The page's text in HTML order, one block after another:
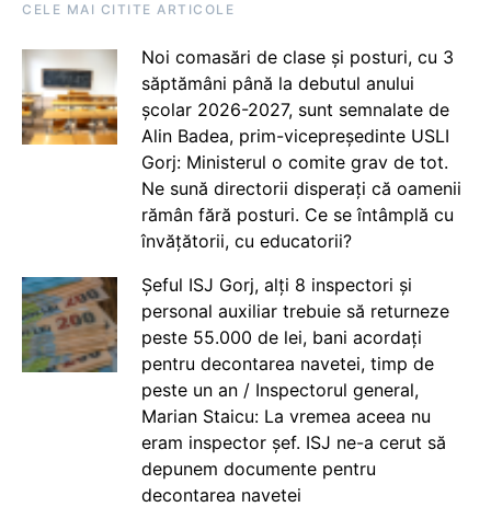
CELE MAI CITITE ARTICOLE
Noi comasări de clase și posturi, cu 3
săptămâni până la debutul anului
școlar 2026-2027, sunt semnalate de
Alin Badea, prim-vicepreședinte USLI
Gorj: Ministerul o comite grav de tot.
Ne sună directorii disperați că oamenii
rămân fără posturi. Ce se întâmplă cu
învățătorii, cu educatorii?
Șeful ISJ Gorj, alți 8 inspectori și
personal auxiliar trebuie să returneze
peste 55.000 de lei, bani acordați
pentru decontarea navetei, timp de
peste un an / Inspectorul general,
Marian Staicu: La vremea aceea nu
eram inspector șef. ISJ ne-a cerut să
depunem documente pentru
decontarea navetei